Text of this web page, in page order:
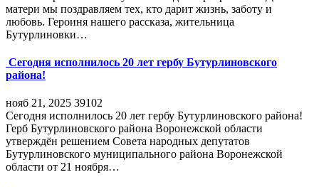
матери мы поздравляем тех, кто дарит жизнь, заботу и
любовь. Героиня нашего рассказа, жительница
Бутурлиновки…
Сегодня исполнилось 20 лет гербу Бутурлиновского
района!
нояб 21, 2025 39102
Сегодня исполнилось 20 лет гербу Бутурлиновского района!
Герб Бутурлиновского района Воронежской области
утверждён решением Совета народных депутатов
Бутурлиновского муниципального района Воронежской
области от 21 ноября…